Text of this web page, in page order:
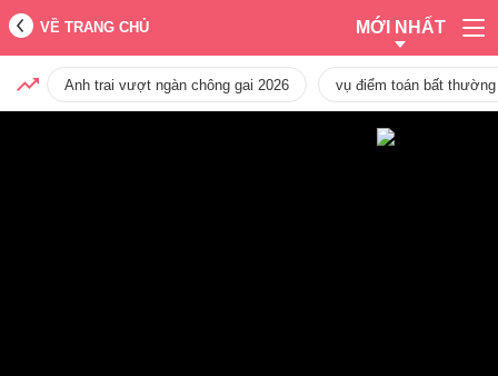
VỀ TRANG CHỦ MỚI NHẤT
Anh trai vượt ngàn chông gai 2026 vụ điểm toán bất